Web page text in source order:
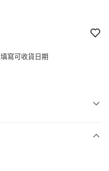
寫可收貨日期